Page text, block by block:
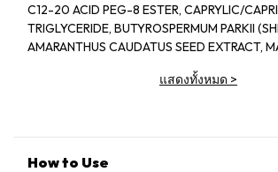
C12-20 ACID PEG-8 ESTER, CAPRYLIC/
TRIGLYCERIDE, BUTYROSPERMUM PARKII
AMARANTHUS CAUDATUS SEED EXTRACT,
ETHYLHEXANOATE, GLYCERYL STEARATES,
LEONTOPODIUM ALPINUM EXTRACT,
แสดงทั้งหมด >
How to Use